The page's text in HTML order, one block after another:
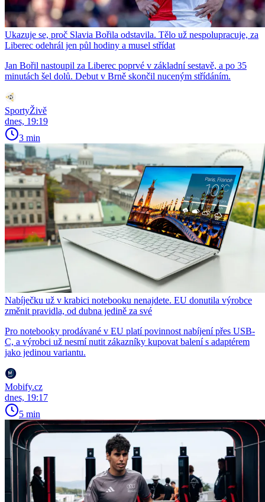
Ukazuje se, proč Slavia Bořila odstavila. Tělo už nespolupracuje, za
Liberec odehrál jen půl hodiny a musel střídat
Jan Bořil nastoupil za Liberec poprvé v základní sestavě, a po 35
minutách šel dolů. Debut v Brně skončil nuceným střídáním.
SportyŽivě
dnes, 19:19
3 min
Nabíječku už v krabici notebooku nenajdete. EU donutila výrobce
změnit pravidla, od dubna jedině za své
Pro notebooky prodávané v EU platí povinnost nabíjení přes USB-
C, a výrobci už nesmí nutit zákazníky kupovat balení s adaptérem
jako jedinou variantu.
Mobify.cz
dnes, 19:17
5 min